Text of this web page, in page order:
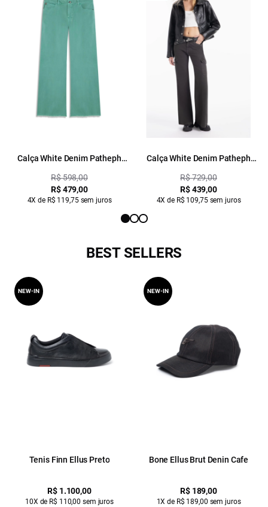
Calça White Denim Patheph
R$ 598,00
R$ 479,00
4X de R$ 119,75 sem juros
Calça White Denim Patheph
R$ 729,00
R$ 439,00
4X de R$ 109,75 sem juros
BEST SELLERS
Tenis Finn Ellus Preto
R$ 1.100,00
10X de R$ 110,00 sem juros
NEW-IN
Bone Ellus Brut Denin Cafe
R$ 189,00
1X de R$ 189,00 sem juros
NEW-IN